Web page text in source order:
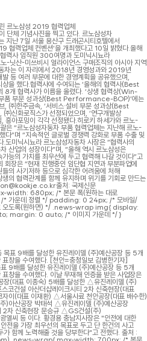
르노삼성 2019 협력업체
단체 기념사진을 찍고 있다. 르노삼성차
지난 7일 서울 용산구 드래곤시티호텔에서
협력업체 컨벤션’을 개최했다고 10일 밝혔다.올해
력사 임직원 300여명과 도미닉시뇨라
-닛산-미쓰비시 얼라이언스 구매조직의 아시아 지역
차는 이 자리에서 2018년 경영성과와 2019년
등 여러 부문에 대한 경영계획을 공유했으며,
을 했다.협력사에 수여되는 ‘올해의 협력사(Best
협력사가 이름을 올렸다. ‘상생 협력상(Win-
품 부문 성과상(Best Performance-BOP)’에는
, ㈜한주금속, ‘서비스·설비 부문 성과상(Best
화로직스가 선정되었으며, ‘연구개발상
아포밍이 각각 선정됐다.히로키 하세가와 르노-
은 “르노삼성자동차 부품 협력업체는 지난해 르노-
다”며 “지속적인 글로벌 경쟁력 강화로 부품 수출 및
도미닉시뇨라 르노삼성자동차 사장은 “협력사의
산업의 성장이다”며, “올해 역시 르노삼성은
능의 가치를 최우선에 두고 협력해 나갈 것이다”고
장은 “현재 진행중인 임단협 지연과 부분파업에
의 사기저하 등으로 심각한 어려움에 처해
의 협력관계를 함께 유지하며 위기를 기회로 만드는
출처: 국제신문
680px; /* 본문 폭(원하는 대로
운데 정렬 */ padding: 0 24px; /* 모바일/
오도록(원하면) */ .news-wrap img{ display:
0 auto; /* 이미지 가운데 */ }
표 9배를 달성한 유진레이델 (주)예산공장 등 5개
창을 수여했다. [천안=충청일보 김병한기자]
9배를 달성한 유진레이델 (주)예산공장 등 5개
창을 수여했다. 이날 무재해 인증을 받은 사업장은
(대표 이종숙) 5배를 달성한 △유진레이델 (주)
코건설 아산더샵레이크시티 2차 신축현장(대표
이(대표 이재환) △서울사료 천안공장(대표 배수한)
)아산공장 박태석 △유진레이델 (주)예산공장
2차 신축현장 문승규 △GS건설(주)
열씨 등 이다. 황경용 충남지사장은 "안전에 대한
전을 가장 최우선의 목표로 두고 단 한건의 사고
함께 노력해줄 것을 당부한다"고 전했다. 출처 :